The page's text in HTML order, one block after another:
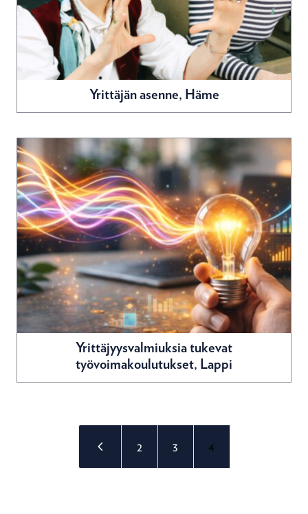
Yrittäjän asenne, Häme
Yrittäjyysvalmiuksia tukevat
työvoimakoulutukset, Lappi
4 2 3 4